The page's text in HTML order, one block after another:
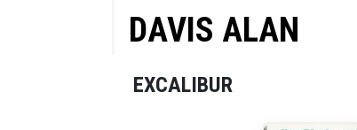
DAVIS ALAN
EXCALIBUR